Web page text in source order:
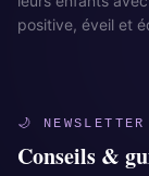
positive, éveil et
🌙 NEWSLETTER
Conseils &